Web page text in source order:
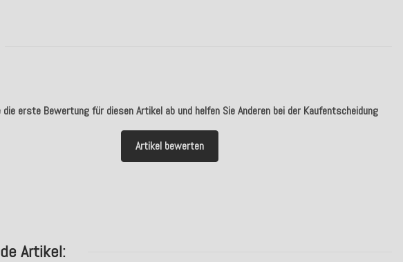
die erste Bewertung für diesen Artikel ab und helfen Sie Anderen bei der Kaufentscheidung
Artikel bewerten
Artikel: